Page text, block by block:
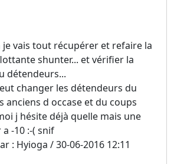
je vais tout récupérer et refaire la
shunter... et vérifier la
détendeurs...
changer les détendeurs du
anciens d occase et du coups
j hésite déjà quelle mais une
-10 :-( snif
: Hyioga / 30-06-2016 12:11